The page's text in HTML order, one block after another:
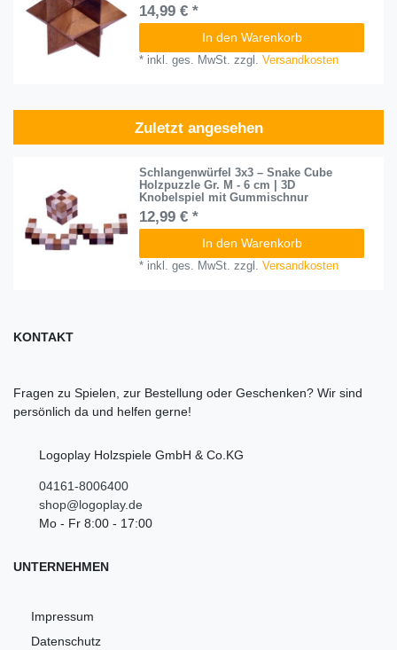
14,99 € *
In den Warenkorb
* inkl. ges. MwSt. zzgl.Versandkosten
Zuletzt angesehen
Schlangenwürfel 3x3 – Snake Cube
Holzpuzzle Gr. M - 6 cm | 3D
Knobelspiel mit Gummischnur
12,99 € *
In den Warenkorb
* inkl. ges. MwSt. zzgl.Versandkosten
KONTAKT
Fragen zu Spielen, zur Bestellung oder Geschenken? Wir sind
persönlich da und helfen gerne!
Logoplay Holzspiele GmbH & Co.KG
04161-8006400
shop@logoplay.de
Mo - Fr 8:00 - 17:00
UNTERNEHMEN
Impressum
Datenschutz